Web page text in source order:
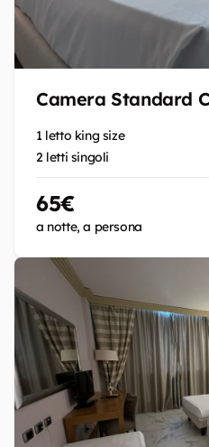
Camera Standard
1 letto king size
2 letti singoli
65€
a notte, a persona